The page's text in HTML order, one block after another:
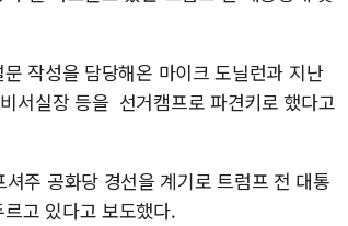
작성을 담당해온 마이크 도닐런과 지난
서실장 등을 선거캠프로 파견키로 했다고
주 공화당 경선을 계기로 트럼프 전 대통
고 있다고 보도했다.